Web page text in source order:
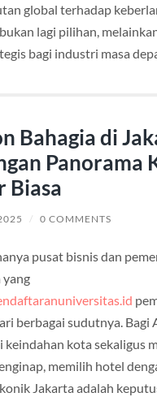
global terhadap
lagi pilihan,
bagi industri masa
Bahagia di
Panorama
Biasa
/ 0 COMMENTS
pusat bisnis dan
berbagai sudutnya. Bagi
kota sekaligus
memilih hotel
Jakarta adalah